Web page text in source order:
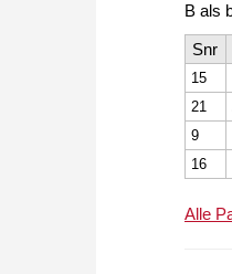
B als
Snr
15
21
9
16
Alle